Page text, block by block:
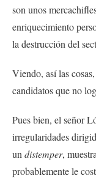
son unos
enriquecimiento
la destrucción del
Viendo, así las
candidatos que no
Pues bien, el señor
irregularidades
un distemper,
probablemente le